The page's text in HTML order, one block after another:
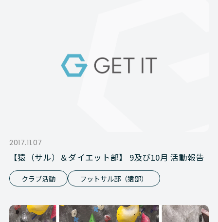
2017.11.07
【猿（サル）＆ダイエット部】 9及び10月 活動報告
クラブ活動 フットサル部（猿部）